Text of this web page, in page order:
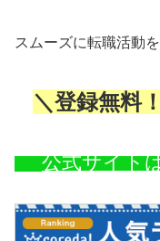
スムーズに転職活動
＼登録無料
公式サイト